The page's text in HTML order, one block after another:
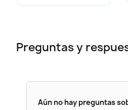
Preguntas y
Aún no hay preguntas